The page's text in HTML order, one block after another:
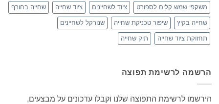
משקפי שמש קלים לספורט ציוד לשחיינים ציוד שחייה שחייה בחורף
שחייה בקיץ שיפור טכניקת שחייה שנורקל לשחיינים
תחזוקת ציוד שחייה תיק שחייה
הרשמה לרשימת תפוצה
הירשמו לרשימת התפוצה שלנו וקבלו עדכונים על מבצעים,